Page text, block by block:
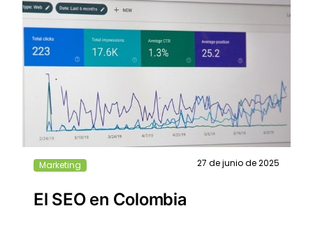
Marketing 27 de junio de 2025
El SEO en Colombia